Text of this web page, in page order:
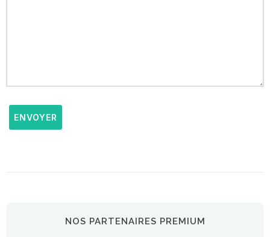
ENVOYER
NOS PARTENAIRES PREMIUM